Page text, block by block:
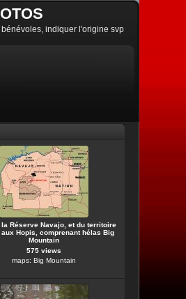
indiquer l'origine svp
la Réserve Navajo, et du territoire
Hopis, comprenant hélas Big
Mountain
575 views
maps: Big Mountain